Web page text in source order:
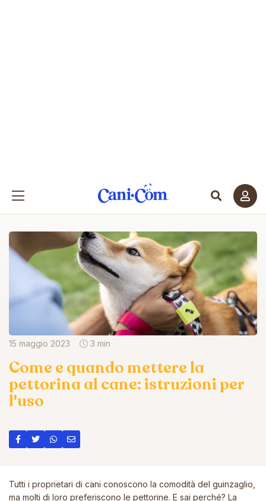
15 maggio 2023 3 min
Come e quando mettere la
pettorina al cane: istruzioni per
l'uso
Tutti i proprietari di cani conoscono la comodità del guinzaglio,
ma molti di loro preferiscono le pettorine. E sai perché? La